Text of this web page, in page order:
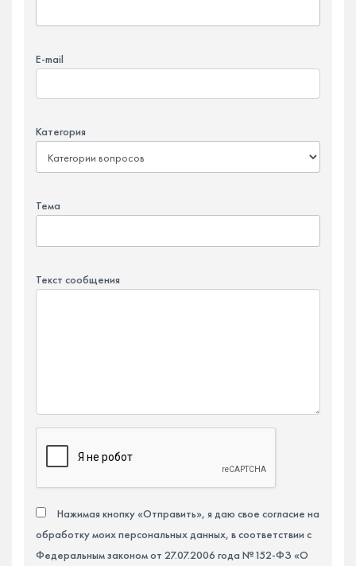
E-mail
Категория
Тема
Текст сообщения
Нажимая кнопку «Отправить», я даю свое согласие на
обработку моих персональных данных, в соответствии с
Федеральным законом от 27.07.2006 года №152-ФЗ «О